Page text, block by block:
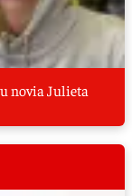
novia Julieta